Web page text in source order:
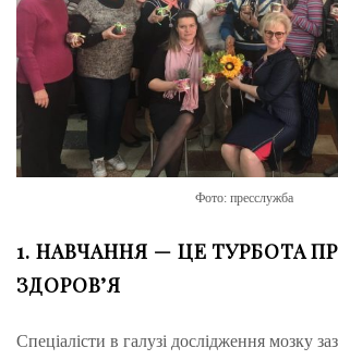
Фото: пресслужба
1. НАВЧАННЯ — ЦЕ ТУРБОТА
ЗДОРОВ’Я
Спеціалісти в галузі дослідження мозку